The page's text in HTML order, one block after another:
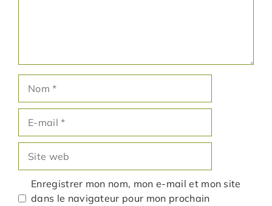
mail
web
Enregistrer mon nom, mon e-mail et mon site
dans le navigateur pour mon prochain